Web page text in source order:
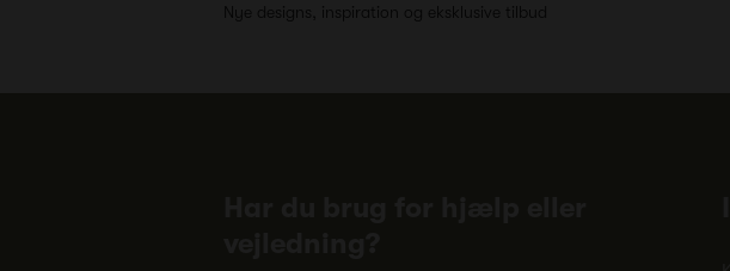
Nye designs, inspiration og eksklusive tilbud